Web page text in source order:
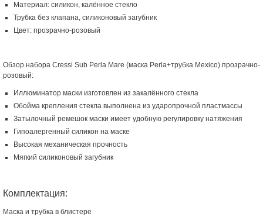
Материал: силикон, калённое стекло
Трубка без клапана, силиконовый загубник
Цвет: прозрачно-розовый
Обзор набора Cressi Sub Perla Mare (маска Perla+трубка Mexico) прозрачно-
розовый:
Иллюминатор маски изготовлен из закалённого стекла
Обойма крепления стекла выполнена из ударопрочной пластмассы
Затылочный ремешок маски имеет удобную регулировку натяжения
Гипоалергенный силикон на маске
Высокая механическая прочность
Мягкий силиконовый загубник
Комплектация:
Маска и трубка в блистере